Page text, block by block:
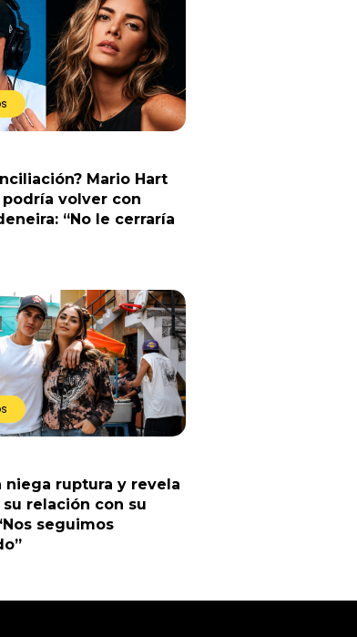
Mario Hart
volver con
“No le cerraría
niega ruptura y revela
relación con su
seguimos